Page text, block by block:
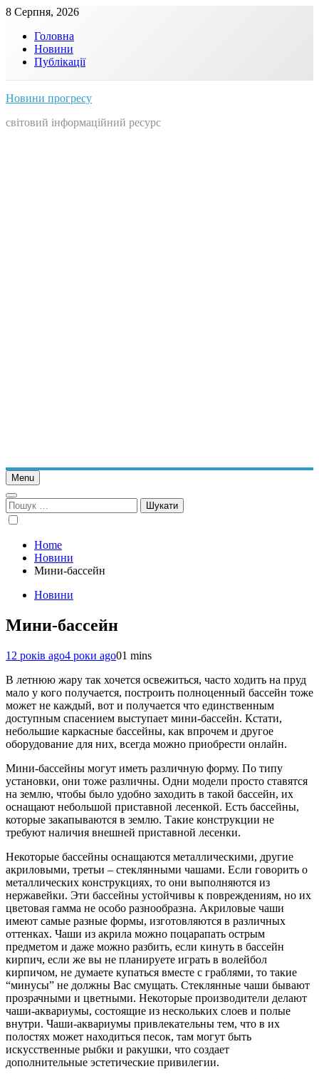
Skip
content
8 Серпня, 2026
Головна
Новини
Публікації
Новини прогресу
світовий інформаційний ресурс
Menu
Пошук:
Home
Новини
Мини-бассейн
Новини
Мини-бассейн
12 років ago4 роки ago01 mins
В летнюю жару так хочется освежиться, часто ходить на пруд
мало у кого получается, построить полноценный бассейн тоже
может не каждый, вот и получается что единственным
доступным спасением выступает мини-бассейн. Кстати,
небольшие каркасные бассейны, как впрочем и другое
оборудование для них, всегда можно приобрести онлайн.
Мини-бассейны могут иметь различную форму. По типу
установки, они тоже различны. Одни модели просто ставятся
на землю, чтобы было удобно заходить в такой бассейн, их
оснащают небольшой приставной лесенкой. Есть бассейны,
которые закапываются в землю. Такие конструкции не
требуют наличия внешней приставной лесенки.
Некоторые бассейны оснащаются металлическими, другие
акриловыми, третьи – стеклянными чашами. Если говорить о
металлических конструкциях, то они выполняются из
нержавейки. Эти бассейны устойчивы к повреждениям, но их
цветовая гамма не особо разнообразна. Акриловые чаши
имеют самые разные формы, изготовляются в различных
оттенках. Чаши из акрила можно поцарапать острым
предметом и даже можно разбить, если кинуть в бассейн
кирпич, если же вы не планируете играть в волейбол
кирпичом, не думаете купаться вместе с граблями, то такие
“минусы” не должны Вас смущать. Стеклянные чаши бывают
прозрачными и цветными. Некоторые производители делают
чаши-аквариумы, состоящие из нескольких слоев и полые
внутри. Чаши-аквариумы привлекательны тем, что в их
полостях может находиться песок, там могут быть
искусственные рыбки и ракушки, что создает
дополнительные эстетические привилегии.